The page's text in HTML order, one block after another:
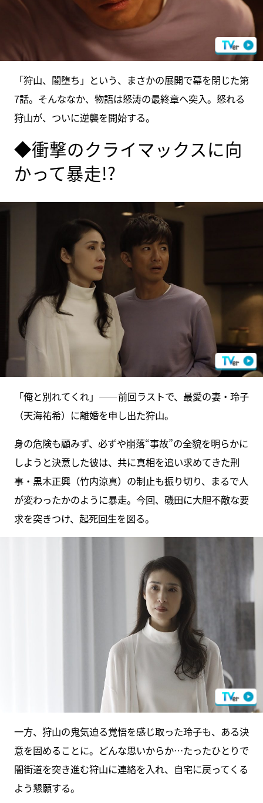
「狩山、闇堕ち」という、まさかの展開で幕を閉じた第
7話。そんななか、物語は怒涛の最終章へ突入。怒れる
狩山が、ついに逆襲を開始する。
◆衝撃のクライマックスに向
かって暴走!?
「俺と別れてくれ」――前回ラストで、最愛の妻・玲子
（天海祐希）に離婚を申し出た狩山。
身の危険も顧みず、必ずや崩落“事故”の全貌を明らかに
しようと決意した彼は、共に真相を追い求めてきた刑
事・黒木正興（竹内涼真）の制止も振り切り、まるで人
が変わったかのように暴走。今回、磯田に大胆不敵な要
求を突きつけ、起死回生を図る。
一方、狩山の鬼気迫る覚悟を感じ取った玲子も、ある決
意を固めることに。どんな思いからか…たったひとりで
闇街道を突き進む狩山に連絡を入れ、自宅に戻ってくる
よう懇願する。